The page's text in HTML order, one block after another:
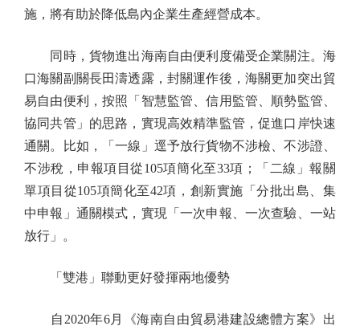
施，將有助於降低島內企業生產經營成本。
同時，貨物進出海南自由便利度備受企業關注。海
口海關副關長田濤透露，封關運作後，海關更加突出貿
易自由便利，按照「智慧監管、信用監管、順勢監管、
協同共管」的思路，實現高效精準監管，促進口岸快速
通關。比如，「一線」逕予放行貨物不涉檢、不涉證、
不涉稅，申報項目從105項簡化至33項；「二線」報關
單項目從105項簡化至42項，創新實施「分批出島、集
中申報」通關模式，實現「一次申報、一次查驗、一站
放行」。
「雙港」聯動更好發揮兩地優勢
自2020年6月《海南自由貿易港建設總體方案》出